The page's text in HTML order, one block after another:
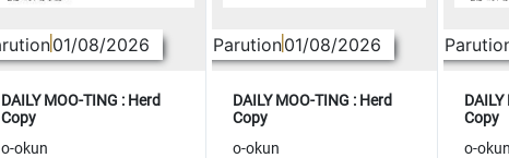
01/08/2026
DAILY MOO-TING : Herd
Copy
o-okun
Parution01/08/2026
DAILY MOO-TING : Herd
Copy
o-okun
DAILY
Copy
o-okun